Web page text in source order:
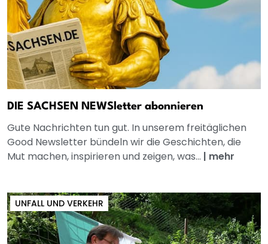
DIE SACHSEN NEWSletter abonnieren
Gute Nachrichten tun gut. In unserem freitäglichen
Good Newsletter bündeln wir die Geschichten, die
Mut machen, inspirieren und zeigen, was... | mehr
UNFALL UND VERKEHR